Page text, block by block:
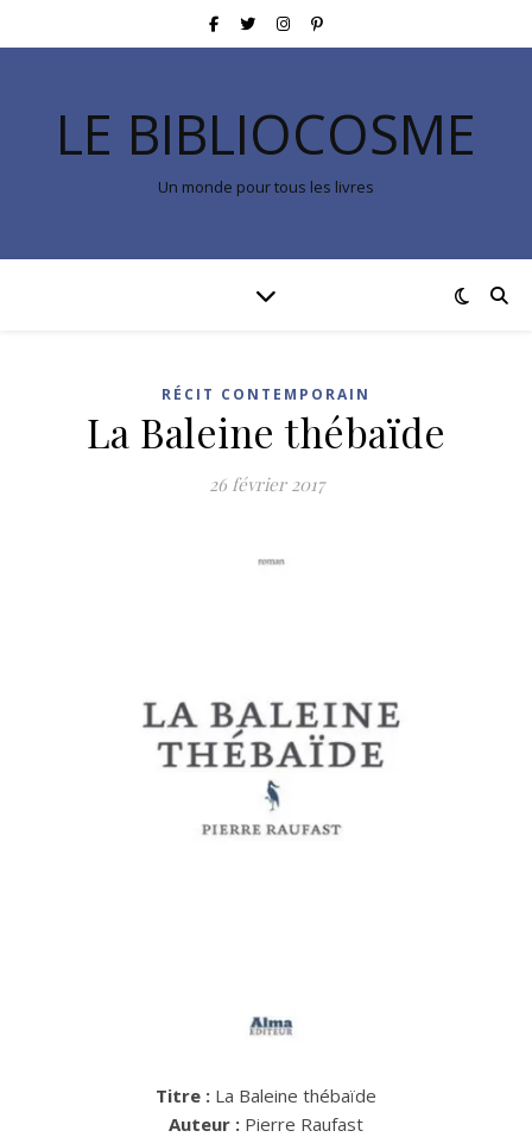
LE BIBLIOCOSME
Un monde pour tous les livres
RÉCIT CONTEMPORAIN
La Baleine thébaïde
26 février 2017
Titre : La Baleine thébaïde
Auteur : Pierre Raufast